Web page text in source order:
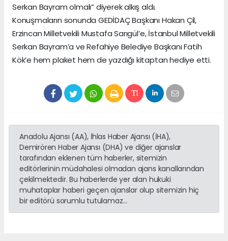
Serkan Bayram olmalı” diyerek alkış aldı.
Konuşmaların sonunda GEDİDAÇ Başkanı Hakan Çil,
Erzincan Milletvekili Mustafa Sarıgül’e, İstanbul Milletvekili
Serkan Bayram’a ve Refahiye Belediye Başkanı Fatih
Kök’e hem plaket hem de yazdığı kitaptan hediye etti.
Anadolu Ajansı (AA), İhlas Haber Ajansı (İHA),
Demirören Haber Ajansı (DHA) ve diğer ajanslar
tarafından eklenen tüm haberler, sitemizin
editörlerinin müdahalesi olmadan ajans kanallarından
çekilmektedir. Bu haberlerde yer alan hukuki
muhataplar haberi geçen ajanslar olup sitemizin hiç
bir editörü sorumlu tutulamaz...